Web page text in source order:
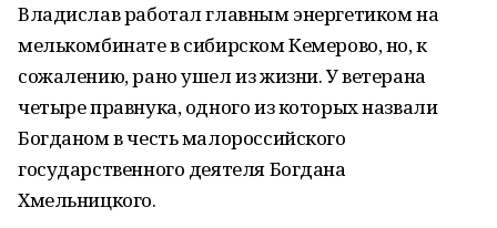
Владислав работал главным энергетиком на
мелькомбинате в сибирском Кемерово, но, к
сожалению, рано ушел из жизни. У ветерана
четыре правнука, одного из которых назвали
Богданом в честь малороссийского
государственного деятеля Богдана
Хмельницкого.